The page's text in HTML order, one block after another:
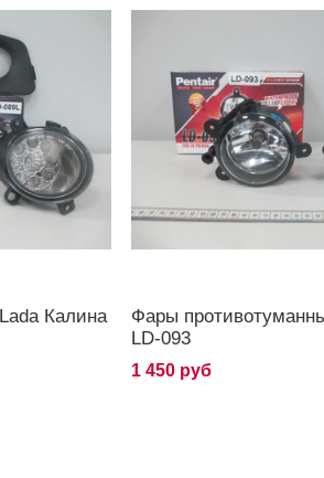
Калина
Фары
LD-093
1 450 руб